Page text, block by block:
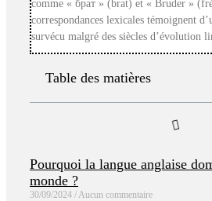
comme « брат » (brat) et « Bruder »
correspondances lexicales témoignent
survécu malgré des siècles d’évolution
Table des matières
Pourquoi la langue anglaise
monde ?
30/09/2024 Aucun commentaire